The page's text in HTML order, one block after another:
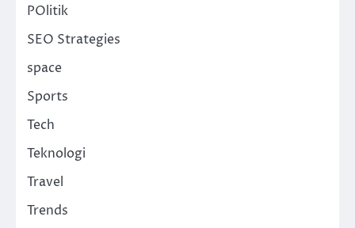
POlitik
SEO Strategies
space
Sports
Tech
Teknologi
Travel
Trends